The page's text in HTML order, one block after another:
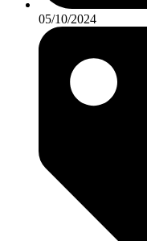
05/10/2024